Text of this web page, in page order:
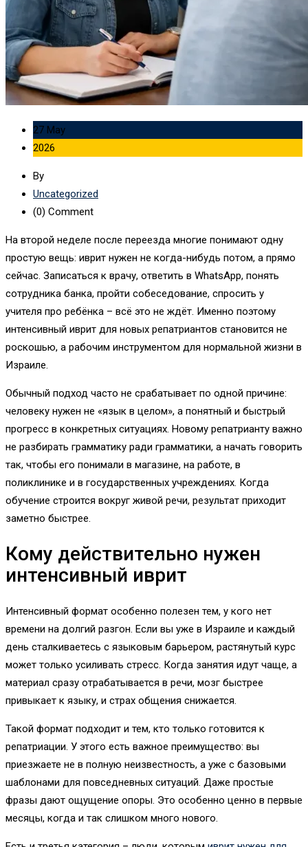
27 May
2026
By
Uncategorized
(0) Comment
На второй неделе после переезда многие понимают одну
простую вещь: иврит нужен не когда-нибудь потом, а прямо
сейчас. Записаться к врачу, ответить в WhatsApp, понять
сотрудника банка, пройти собеседование, спросить у
учителя про ребёнка – всё это не ждёт. Именно поэтому
интенсивный иврит для новых репатриантов становится не
роскошью, а рабочим инструментом для нормальной жизни в
Израиле.
Обычный подход часто не срабатывает по одной причине:
человеку нужен не «язык в целом», а понятный и быстрый
прогресс в конкретных ситуациях. Новому репатрианту важно
не разбирать грамматику ради грамматики, а начать говорить
так, чтобы его понимали в магазине, на работе, в
поликлинике и в государственных учреждениях. Когда
обучение строится вокруг живой речи, результат приходит
заметно быстрее.
Кому действительно нужен
интенсивный иврит
Интенсивный формат особенно полезен тем, у кого нет
времени на долгий разгон. Если вы уже в Израиле и каждый
день сталкиваетесь с языковым барьером, растянутый курс
может только усиливать стресс. Когда занятия идут чаще, а
материал сразу отрабатывается в речи, мозг быстрее
привыкает к языку, и страх общения снижается.
Такой формат подходит и тем, кто только готовится к
репатриации. У этого есть важное преимущество: вы
приезжаете не в полную неизвестность, а уже с базовыми
шаблонами для повседневных ситуаций. Даже простые
фразы дают ощущение опоры. Это особенно ценно в первые
месяцы, когда и так слишком много нового.